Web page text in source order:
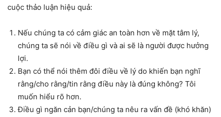
cuộc thảo luận hiệu quả:
Nếu chúng ta có cảm giác an toàn hơn về mặt tâm lý,
chúng ta sẽ nói về điều gì và ai sẽ là người được hưởng
lợi.
Bạn có thể nói thêm đôi điều về lý do khiến bạn nghĩ
rằng/cho rằng/tin rằng điều này là đúng không? Tôi
muốn hiểu rõ hơn.
Điều gì ngăn cản bạn/chúng ta nêu ra vấn đề (khó khăn)